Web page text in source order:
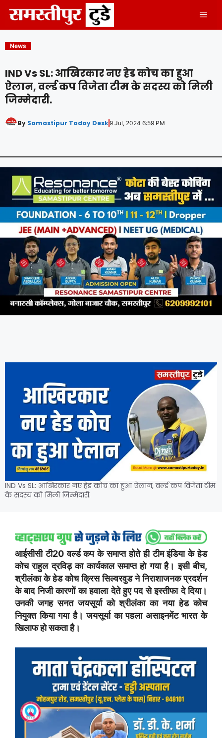
content
News
IND Vs SL: आखिरकार नए हेड कोच का हुआ
ऐलान, वर्ल्ड कप विजेता टीम के सदस्य को मिली
जिम्मेदारी.
By Samastipur Today Desk9 Jul, 2024 6:59 PM
IND Vs SL: आखिरकार नए हेड कोच का हुआ ऐलान, वर्ल्ड कप विजेता टीम
के सदस्य को मिली जिम्मेदारी.
आईसीसी टी20 वर्ल्ड कप के समाप्त होते ही टीम इंडिया के हेड
कोच राहुल द्रविड़ का कार्यकाल समाप्त हो गया है। इसी बीच,
श्रीलंका के हेड कोच क्रिस सिल्वरवुड ने निराशाजनक प्रदर्शन
के बाद निजी कारणों का हवाला देते हुए पद से इस्तीफा दे दिया।
उनकी जगह सनत जयसूर्या को श्रीलंका का नया हेड कोच
नियुक्त किया गया है। जयसूर्या का पहला असाइनमेंट भारत के
खिलाफ हो सकता है।